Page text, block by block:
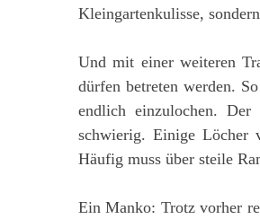
Kleingartenkulisse,
Und mit einer weiteren
dürfen betreten werden.
endlich einzulochen. Der
schwierig. Einige Löcher
Häufig muss über steile
Ein Manko: Trotz vorher